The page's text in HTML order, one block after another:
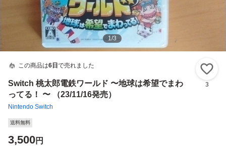
1/3
この商品は6日 で売れました
Switch 桃太郎電鉄ワールド 〜地球は希望でまわ
ってる！ 〜 （23/11/16発売）
Nintendo Switch
3
送料無料
3,500円